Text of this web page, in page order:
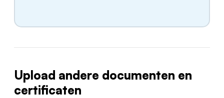
Upload andere documenten en
certificaten